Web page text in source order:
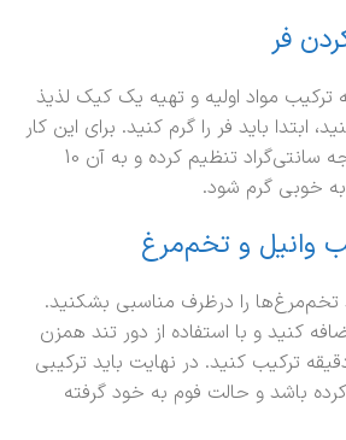
فر
مواد اولیه و تهیه یک کیک لذیذ
ابتدا باید فر را گرم کنید. برای این کار
دمای فر را روی 180 درجه سانتی‌گراد تنظیم کرده و به آن 10
خوبی گرم شود.
وانیل و تخم‌مرغ
تخم‌مرغ‌ها را درظرف مناسبی بشکنید.
کنید و با استفاده از دور تند همزن
آن را به مدت 5 دقیقه ترکیب کنید. در نهایت باید ترکیبی
باشد و حالت فوم به خود گرفته